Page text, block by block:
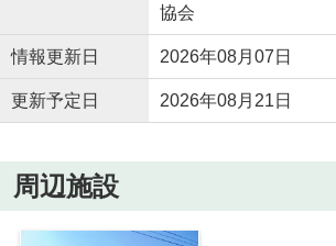
協会
情報更新日 2026年08月07日
更新予定日 2026年08月21日
周辺施設